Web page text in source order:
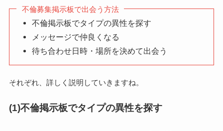
不倫募集掲示板で出会う方法
不倫掲示板でタイプの異性を探す
メッセージで仲良くなる
待ち合わせ日時・場所を決めて出会う
それぞれ、詳しく説明していきますね。
(1)不倫掲示板でタイプの異性を探す